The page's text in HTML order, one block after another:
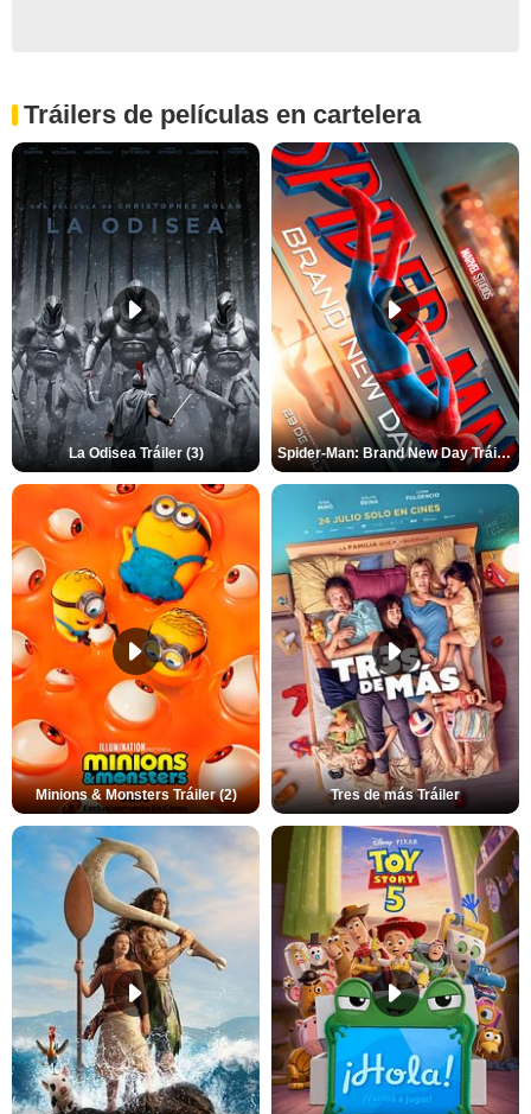
Tráilers de películas en cartelera
La Odisea Tráiler (3) Spider-Man: Brand New Day Tráiler (3)
Minions & Monsters Tráiler (2) Tres de más Tráiler